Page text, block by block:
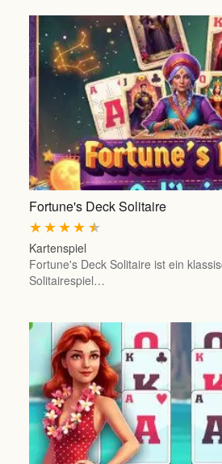
Fortune's Deck Solitaire
★
★
★
★
★
Kartenspiel
Fortune's Deck Solitaire ist ein
Solitairespiel…